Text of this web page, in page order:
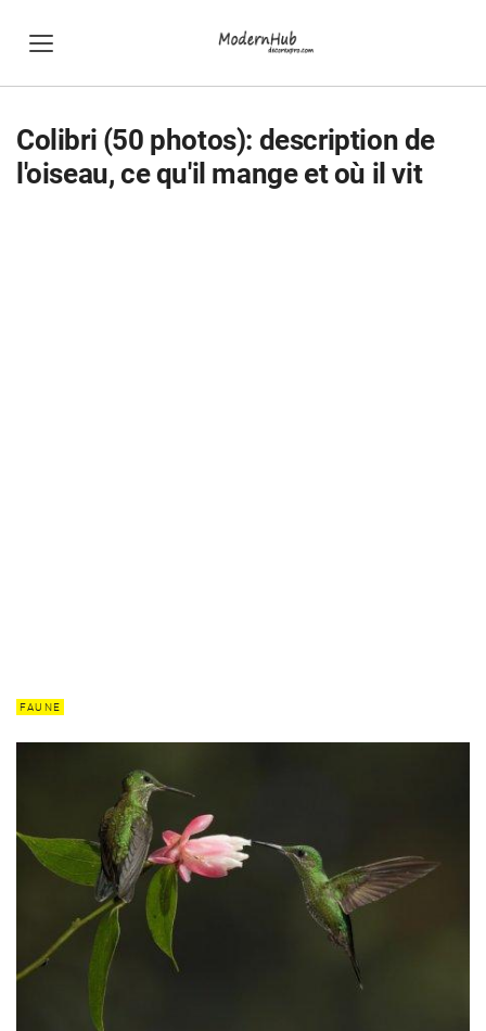
Colibri (50 photos): description de
l'oiseau, ce qu'il mange et où il vit
FAUNE